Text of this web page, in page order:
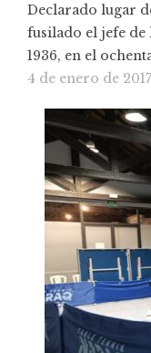
Declarado lugar
fusilado el jefe
1936, en el
4 de enero de 2017